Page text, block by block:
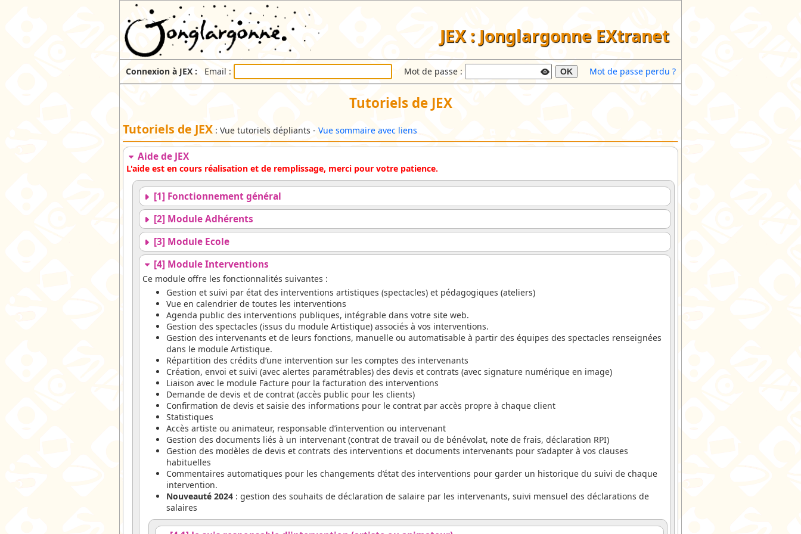
JEX : Jonglargonne EXtranet
Connexion à JEX : Email : Mot de passe : OK Mot de passe perdu ?
Tutoriels de JEX
Tutoriels de JEX : Vue tutoriels dépliants - Vue sommaire avec liens
Aide de JEX
L'aide est en cours réalisation et de remplissage, merci pour votre patience.
[1] Fonctionnement général
[2] Module Adhérents
[3] Module Ecole
[4] Module Interventions
Ce module offre les fonctionnalités suivantes :
Gestion et suivi par état des interventions artistiques (spectacles) et pédagogiques (ateliers)
Vue en calendrier de toutes les interventions
Agenda public des interventions publiques, intégrable dans votre site web.
Gestion des spectacles (issus du module Artistique) associés à vos interventions.
Gestion des intervenants et de leurs fonctions, manuelle ou automatisable à partir des équipes des spectacles renseignées
dans le module Artistique.
Répartition des crédits d’une intervention sur les comptes des intervenants
Création, envoi et suivi (avec alertes paramétrables) des devis et contrats (avec signature numérique en image)
Liaison avec le module Facture pour la facturation des interventions
Demande de devis et de contrat (accès public pour les clients)
Confirmation de devis et saisie des informations pour le contrat par accès propre à chaque client
Statistiques
Accès artiste ou animateur, responsable d’intervention ou intervenant
Gestion des documents liés à un intervenant (contrat de travail ou de bénévolat, note de frais, déclaration RPI)
Gestion des modèles de devis et contrats des interventions et documents intervenants pour s’adapter à vos clauses
habituelles
Commentaires automatiques pour les changements d’état des interventions pour garder un historique du suivi de chaque
intervention.
Nouveauté 2024 : gestion des souhaits de déclaration de salaire par les intervenants, suivi mensuel des déclarations de
salaires